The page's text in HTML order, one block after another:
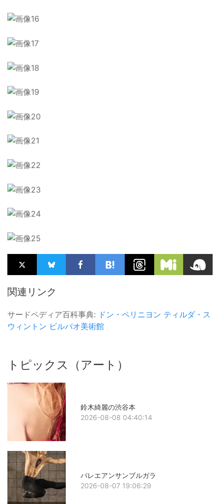
関連リンク
サードペディア百科事典: ドン・ペリニヨン ティルダ・ス
ウィントン ビルバオ美術館
トピックス（アート）
鈴木綺麗の渋谷本
2026-08-08 04:40:14
バレエアンサンブルガラ
2026-08-07 19:06:29